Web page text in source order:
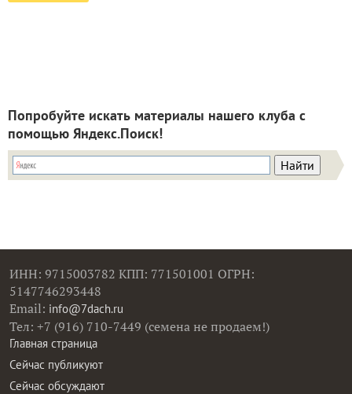
Попробуйте искать материалы нашего клуба с
помощью Яндекс.Поиск!
ИНН: 9715003782 КПП: 771501001 ОГРН:
5147746293448
Email: info@7dach.ru
Тел: +7 (916) 710-7449 (семена не продаем!)
Главная страница
Сейчас публикуют
Сейчас обсуждают